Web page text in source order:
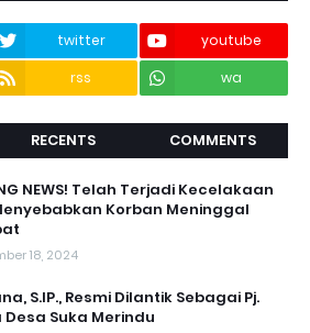
twitter
youtube
rss wa
RECENTS COMMENTS
NEWS! Telah Terjadi Kecelakaan
Korban Meninggal
18, 2024
S.IP., Resmi Dilantik Sebagai Pj.
Desa Suka Merindu